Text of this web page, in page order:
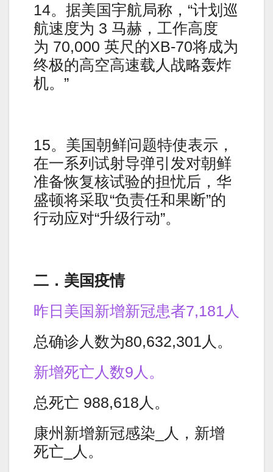
14。据美国宇航局称，“计划巡
航速度为 3 马赫，工作高度
为 70,000 英尺的XB-70将成为
终极的高空高速载人战略轰炸
机。”
15。美国朝鲜问题特使表示，
在一系列试射导弹引发对朝鲜
准备恢复核试验的担忧后，华
盛顿将采取“负责任和果断”的
行动应对“升级行动”。
二．美国疫情
昨日美国新增新冠患者7,181人
总确诊人数为80,632,301人。
新增死亡人数9人。
总死亡 988,618人。
康州新增新冠感染_人，新增
死亡_人。